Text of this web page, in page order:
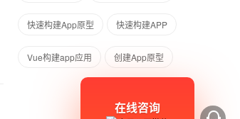
快速构建App原型 快速构建APP
Vue构建app应用 创建App原型
在线咨询